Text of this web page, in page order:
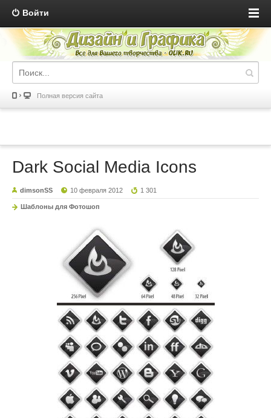
Войти
Полная версия сайта
Dark Social Media Icons
dimsonSS 10 февраля 2012 1 301
Шаблоны для Фотошоп